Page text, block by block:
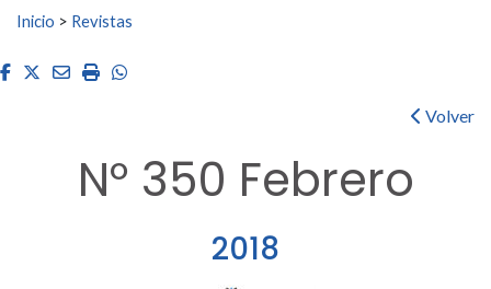
Buscar:
Inicio > Revistas
Facebook
Twitter
EmailImprimirWhatsapp
Volver
Nº 350 Febrero
2018